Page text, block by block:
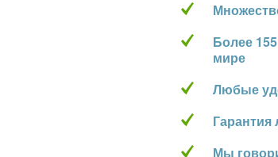
Более
мире
Любые
Мы